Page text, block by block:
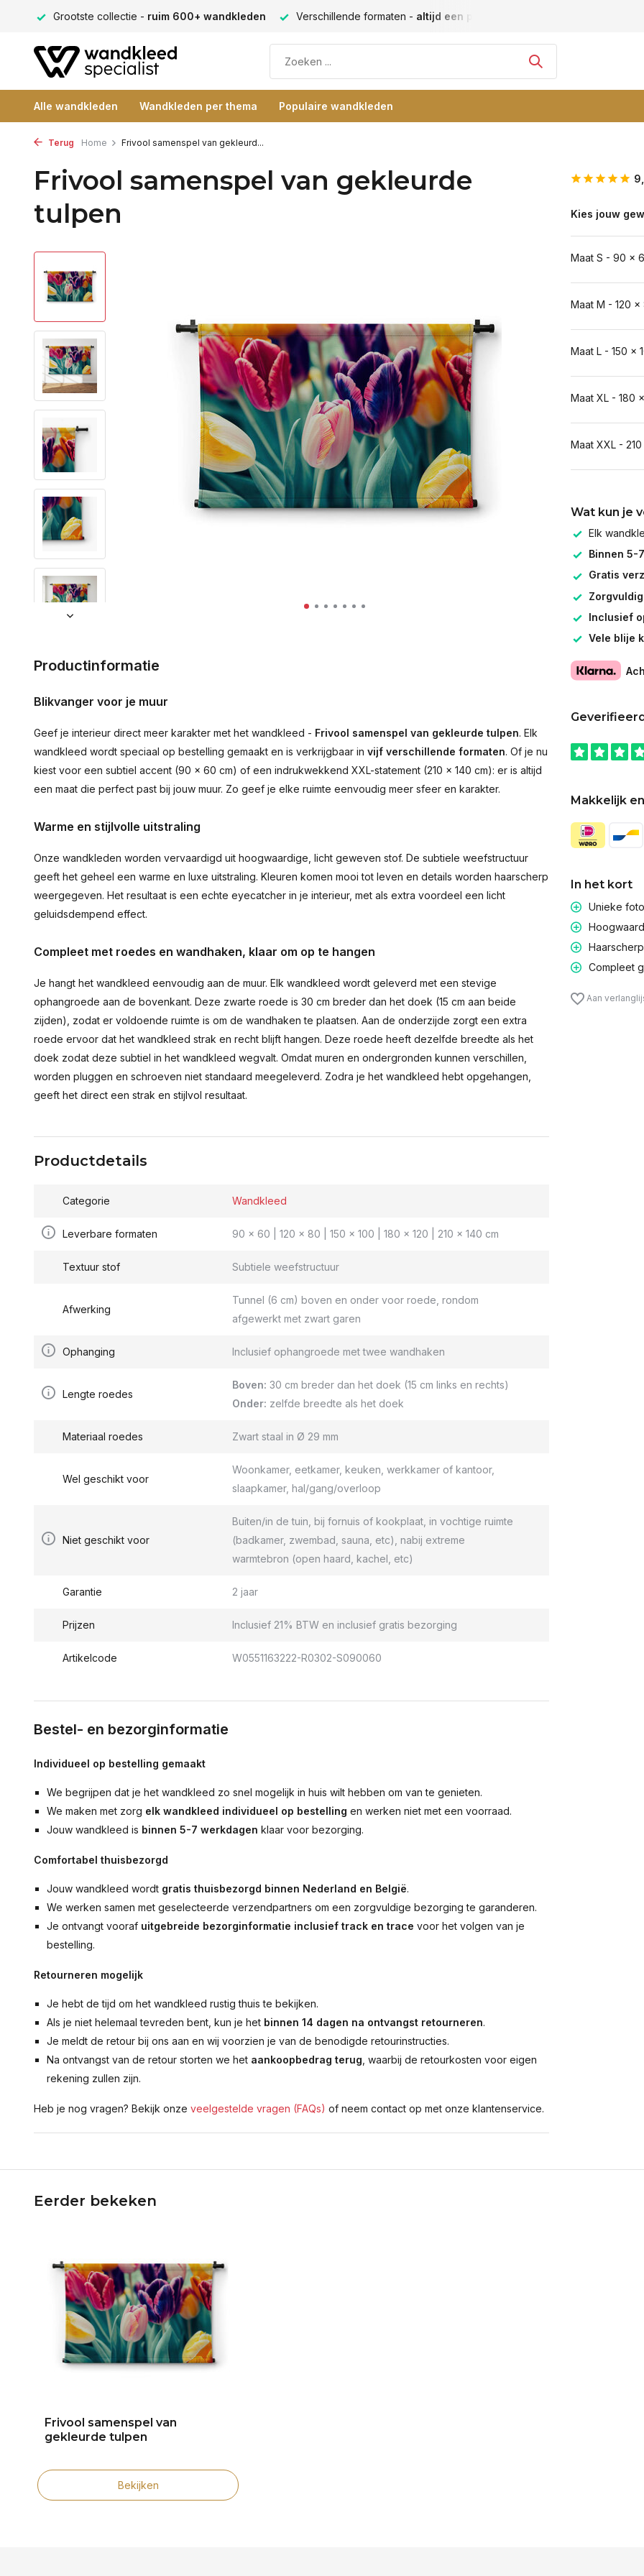
Grootste collectie - ruim 600+ wandkleden Verschillende formaten - altijd een passende maat
Alle wandkleden Wandkleden per thema Populaire wandkleden
Terug Home Frivool samenspel van gekleurd...
Frivool samenspel van gekleurde
tulpen
Productinformatie
Blikvanger voor je muur
Geef je interieur direct meer karakter met het wandkleed - Frivool samenspel van gekleurde tulpen. Elk
wandkleed wordt speciaal op bestelling gemaakt en is verkrijgbaar in vijf verschillende formaten. Of je nu
kiest voor een subtiel accent (90 × 60 cm) of een indrukwekkend XXL-statement (210 × 140 cm): er is altijd
een maat die perfect past bij jouw muur. Zo geef je elke ruimte eenvoudig meer sfeer en karakter.
Warme en stijlvolle uitstraling
Onze wandkleden worden vervaardigd uit hoogwaardige, licht geweven stof. De subtiele weefstructuur
geeft het geheel een warme en luxe uitstraling. Kleuren komen mooi tot leven en details worden haarscherp
weergegeven. Het resultaat is een echte eyecatcher in je interieur, met als extra voordeel een licht
geluidsdempend effect.
Compleet met roedes en wandhaken, klaar om op te hangen
Je hangt het wandkleed eenvoudig aan de muur. Elk wandkleed wordt geleverd met een stevige
ophangroede aan de bovenkant. Deze zwarte roede is 30 cm breder dan het doek (15 cm aan beide
zijden), zodat er voldoende ruimte is om de wandhaken te plaatsen. Aan de onderzijde zorgt een extra
roede ervoor dat het wandkleed strak en recht blijft hangen. Deze roede heeft dezelfde breedte als het
doek zodat deze subtiel in het wandkleed wegvalt. Omdat muren en ondergronden kunnen verschillen,
worden pluggen en schroeven niet standaard meegeleverd. Zodra je het wandkleed hebt opgehangen,
geeft het direct een strak en stijlvol resultaat.
Productdetails
Categorie Wandkleed
Leverbare formaten 90 x 60 | 120 x 80 | 150 x 100 | 180 x 120 | 210 x 140 cm
Textuur stof Subtiele weefstructuur
Afwerking
Tunnel (6 cm) boven en onder voor roede, rondom
afgewerkt met zwart garen
Ophanging Inclusief ophangroede met twee wandhaken
Lengte roedes
Boven: 30 cm breder dan het doek (15 cm links en rechts)
Onder: zelfde breedte als het doek
Materiaal roedes Zwart staal in Ø 29 mm
Wel geschikt voor
Woonkamer, eetkamer, keuken, werkkamer of kantoor,
slaapkamer, hal/gang/overloop
Niet geschikt voor
Buiten/in de tuin, bij fornuis of kookplaat, in vochtige ruimte
(badkamer, zwembad, sauna, etc), nabij extreme
warmtebron (open haard, kachel, etc)
Garantie 2 jaar
Prijzen Inclusief 21% BTW en inclusief gratis bezorging
Artikelcode W0551163222-R0302-S090060
Bestel- en bezorginformatie
Individueel op bestelling gemaakt
We begrijpen dat je het wandkleed zo snel mogelijk in huis wilt hebben om van te genieten.
We maken met zorg elk wandkleed individueel op bestelling en werken niet met een voorraad.
Jouw wandkleed is binnen 5-7 werkdagen klaar voor bezorging.
Comfortabel thuisbezorgd
Jouw wandkleed wordt gratis thuisbezorgd binnen Nederland en België.
We werken samen met geselecteerde verzendpartners om een zorgvuldige bezorging te garanderen.
Je ontvangt vooraf uitgebreide bezorginformatie inclusief track en trace voor het volgen van je
bestelling.
Retourneren mogelijk
Je hebt de tijd om het wandkleed rustig thuis te bekijken.
Als je niet helemaal tevreden bent, kun je het binnen 14 dagen na ontvangst retourneren.
Je meldt de retour bij ons aan en wij voorzien je van de benodigde retourinstructies.
Na ontvangst van de retour storten we het aankoopbedrag terug , waarbij de retourkosten voor eigen
rekening zullen zijn.
Heb je nog vragen? Bekijk onze veelgestelde vragen (FAQs) of neem contact op met onze klantenservice.
Kies jouw
Maat S - 90 x
Maat M - 120 x
Maat L - 150 x
Maat XL - 180
Maat XXL -
Wat kun je
Elk
Binnen 5-
Gratis
Inclusief
Vele blije
Makkelijk
In het kort
Unieke
Compleet
Aan
Eerder bekeken
Frivool samenspel van
gekleurde tulpen
Bekijken